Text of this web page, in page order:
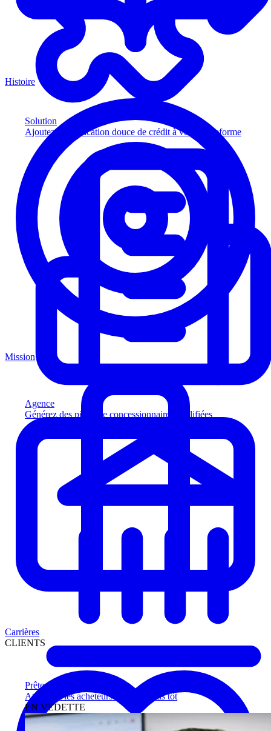
Solution
Ajoutez la vérification douce de crédit à votre plateforme
Agence
Générez des pistes de concessionnaires qualifiées
Prêteurs
Atteignez les acheteurs qualifiés plus tôt
EN VEDETTE
Histoire
Mission
Carrières
CLIENTS